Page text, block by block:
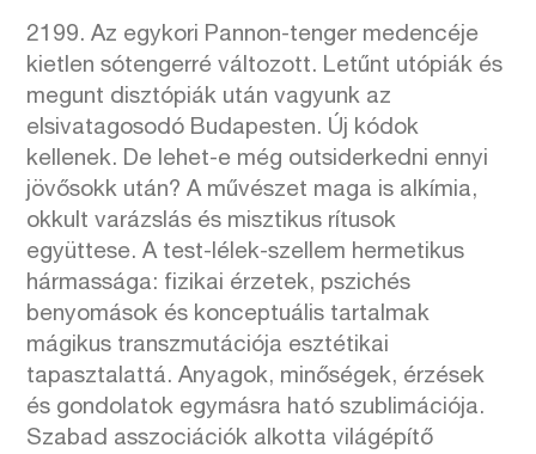
2199. Az egykori Pannon-tenger medencéje
kietlen sótengerré változott. Letűnt utópiák és
megunt disztópiák után vagyunk az
elsivatagosodó Budapesten. Új kódok
kellenek. De lehet-e még outsiderkedni ennyi
jövősokk után? A művészet maga is alkímia,
okkult varázslás és misztikus rítusok
együttese. A test-lélek-szellem hermetikus
hármassága: fizikai érzetek, pszichés
benyomások és konceptuális tartalmak
mágikus transzmutációja esztétikai
tapasztalattá. Anyagok, minőségek, érzések
és gondolatok egymásra ható szublimációja.
Szabad asszociációk alkotta világépítő